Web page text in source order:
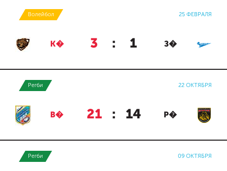
Волейбол 25 ФЕВРАЛЯ
К� 3 : 1 З�
Регби 22 ОКТЯБРЯ
В� 21 : 14 Р�
Регби 09 ОКТЯБРЯ